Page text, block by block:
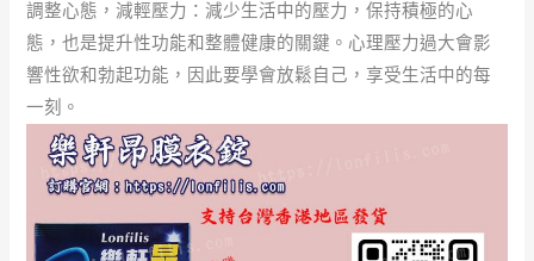
調整心態，減輕壓力：減少生活中的壓力，保持積極的心
態，也是提升性功能和整體健康的關鍵。心理壓力過大會影
響性欲和勃起功能，因此要學會放鬆自己，享受生活中的每
一刻。